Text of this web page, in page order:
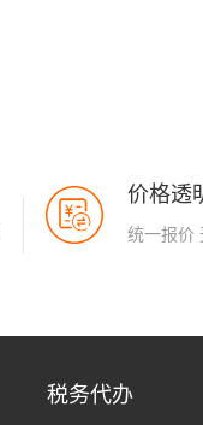
价格透
统一报价
税务代办